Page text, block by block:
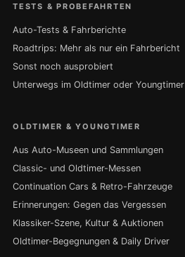
TESTS & PROBEFAHRTEN
Auto-Tests & Fahrberichte
Roadtrips: Mehr als nur ein Fahrbericht
Sonst noch ausprobiert
Unterwegs im Oldtimer oder Youngtimer
OLDTIMER & YOUNGTIMER
Aus Auto-Museen und Sammlungen
Classic- und Oldtimer-Messen
Continuation Cars & Retro-Fahrzeuge
Erinnerungen: Gegen das Vergessen
Klassiker-Szene, Kultur & Auktionen
Oldtimer-Begegnungen & Daily Driver